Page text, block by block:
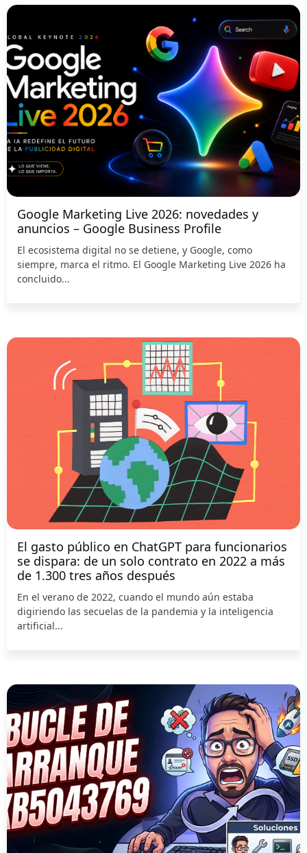
Google Marketing Live 2026: novedades y
anuncios – Google Business Profile
El ecosistema digital no se detiene, y Google, como
siempre, marca el ritmo. El Google Marketing Live 2026 ha
concluido...
El gasto público en ChatGPT para funcionarios
se dispara: de un solo contrato en 2022 a más
de 1.300 tres años después
En el verano de 2022, cuando el mundo aún estaba
digiriendo las secuelas de la pandemia y la inteligencia
artificial...